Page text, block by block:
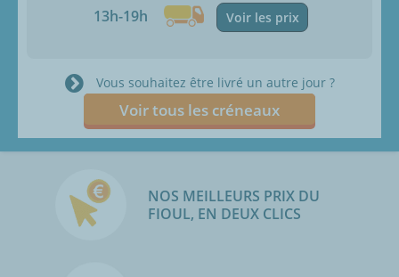
13h-19h Voir les prix
Vous souhaitez être livré un autre jour ?
Voir tous les créneaux
NOS MEILLEURS PRIX DU
FIOUL, EN DEUX CLICS